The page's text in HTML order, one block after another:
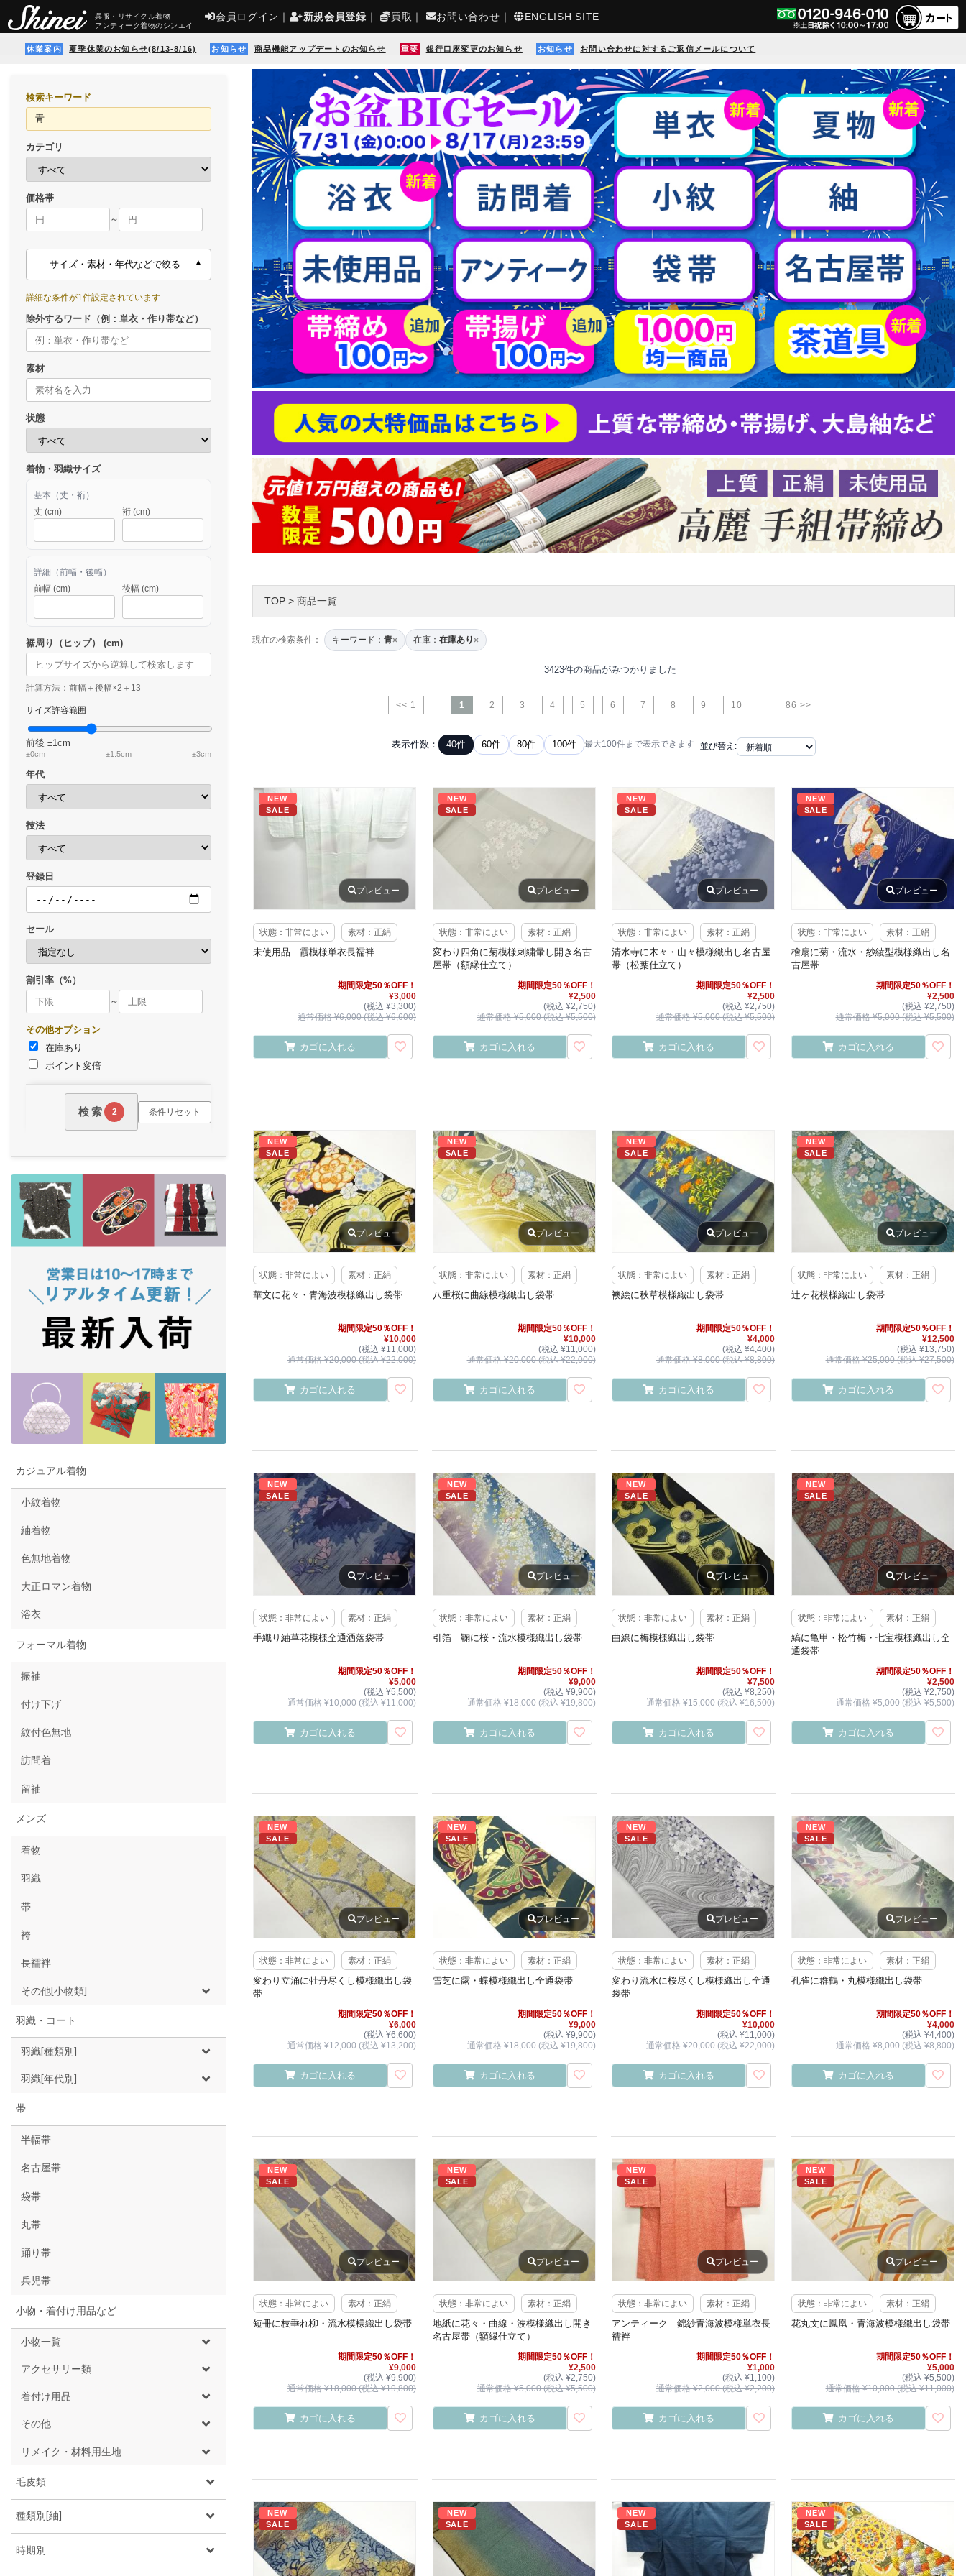
呉服・リサイクル着物
アンティーク着物のシンエイ
会員ログイン ｜ 新規会員登録 ｜ 買取 ｜ お問い合わせ ｜ ENGLISH SITE
休業案内 夏季休業のお知らせ(8/13-8/16) お知らせ 商品機能アップデートのお知らせ 重要 銀行口座変更のお知らせ お知らせ お問い合わせに対するご返信メールについて
検索キーワード
カテゴリ
価格帯
～
サイズ・素材・年代などで絞る
詳細な条件が1件設定されています
除外するワード（例：単衣・作り帯など）
素材
状態
着物・羽織サイズ
基本（丈・裄）
丈 (cm)
裄 (cm)
詳細（前幅・後幅）
前幅 (cm)
後幅 (cm)
裾周り（ヒップ） (cm)
計算方法：前幅＋後幅×2＋13
サイズ許容範囲
前後 ±1cm
±0cm ±1.5cm ±3cm
年代
技法
登録日
セール
割引率（%）
～
その他オプション
在庫あり
ポイント変倍
検索 2 条件リセット
カジュアル着物
小紋着物
紬着物
色無地着物
大正ロマン着物
浴衣
フォーマル着物
振袖
付け下げ
紋付色無地
訪問着
留袖
メンズ
着物
羽織
帯
袴
長襦袢
その他[小物類]
羽織・コート
羽織[種類別]
羽織[年代別]
帯
半幅帯
名古屋帯
袋帯
丸帯
踊り帯
兵児帯
小物・着付け用品など
小物一覧
アクセサリー類
着付け用品
その他
リメイク・材料用生地
毛皮類
種類別[紬]
時期別
TOP > 商品一覧
現在の検索条件： キーワード： 青× 在庫： 在庫あり×
3423件の商品がみつかりました
<< 1 1 2 3 4 5 6 7 8 9 10 86 >>
表示件数： 40件 60件 80件 100件 最大100件まで表示できます 並び替え:
NEW
SALE
プレビュー
状態：非常によい 素材：正絹
未使用品 霞模様単衣長襦袢
期間限定50％OFF！
¥3,000
(税込 ¥3,300)
通常価格 ¥6,000 (税込 ¥6,600)
カゴに入れる
NEW
SALE
プレビュー
状態：非常によい 素材：正絹
変わり四角に菊模様刺繍暈し開き名古
屋帯（額縁仕立て）
期間限定50％OFF！
¥2,500
(税込 ¥2,750)
通常価格 ¥5,000 (税込 ¥5,500)
カゴに入れる
NEW
SALE
プレビュー
状態：非常によい 素材：正絹
清水寺に木々・山々模様織出し名古屋
帯（松葉仕立て）
期間限定50％OFF！
¥2,500
(税込 ¥2,750)
通常価格 ¥5,000 (税込 ¥5,500)
カゴに入れる
NEW
SALE
プレビュー
状態：非常によい 素材：正絹
檜扇に菊・流水・紗綾型模様織出し名
古屋帯
期間限定50％OFF！
¥2,500
(税込 ¥2,750)
通常価格 ¥5,000 (税込 ¥5,500)
カゴに入れる
NEW
SALE
プレビュー
状態：非常によい 素材：正絹
華文に花々・青海波模様織出し袋帯
期間限定50％OFF！
¥10,000
(税込 ¥11,000)
通常価格 ¥20,000 (税込 ¥22,000)
カゴに入れる
NEW
SALE
プレビュー
状態：非常によい 素材：正絹
八重桜に曲線模様織出し袋帯
期間限定50％OFF！
¥10,000
(税込 ¥11,000)
通常価格 ¥20,000 (税込 ¥22,000)
カゴに入れる
NEW
SALE
プレビュー
状態：非常によい 素材：正絹
襖絵に秋草模様織出し袋帯
期間限定50％OFF！
¥4,000
(税込 ¥4,400)
通常価格 ¥8,000 (税込 ¥8,800)
カゴに入れる
NEW
SALE
プレビュー
状態：非常によい 素材：正絹
辻ヶ花模様織出し袋帯
期間限定50％OFF！
¥12,500
(税込 ¥13,750)
通常価格 ¥25,000 (税込 ¥27,500)
カゴに入れる
NEW
SALE
プレビュー
状態：非常によい 素材：正絹
手織り紬草花模様全通洒落袋帯
期間限定50％OFF！
¥5,000
(税込 ¥5,500)
通常価格 ¥10,000 (税込 ¥11,000)
カゴに入れる
NEW
SALE
プレビュー
状態：非常によい 素材：正絹
引箔 鞠に桜・流水模様織出し袋帯
期間限定50％OFF！
¥9,000
(税込 ¥9,900)
通常価格 ¥18,000 (税込 ¥19,800)
カゴに入れる
NEW
SALE
プレビュー
状態：非常によい 素材：正絹
曲線に梅模様織出し袋帯
期間限定50％OFF！
¥7,500
(税込 ¥8,250)
通常価格 ¥15,000 (税込 ¥16,500)
カゴに入れる
NEW
SALE
プレビュー
状態：非常によい 素材：正絹
縞に亀甲・松竹梅・七宝模様織出し全
通袋帯
期間限定50％OFF！
¥2,500
(税込 ¥2,750)
通常価格 ¥5,000 (税込 ¥5,500)
カゴに入れる
NEW
SALE
プレビュー
状態：非常によい 素材：正絹
変わり立涌に牡丹尽くし模様織出し袋
帯
期間限定50％OFF！
¥6,000
(税込 ¥6,600)
通常価格 ¥12,000 (税込 ¥13,200)
カゴに入れる
NEW
SALE
プレビュー
状態：非常によい 素材：正絹
雪芝に露・蝶模様織出し全通袋帯
期間限定50％OFF！
¥9,000
(税込 ¥9,900)
通常価格 ¥18,000 (税込 ¥19,800)
カゴに入れる
NEW
SALE
プレビュー
状態：非常によい 素材：正絹
変わり流水に桜尽くし模様織出し全通
袋帯
期間限定50％OFF！
¥10,000
(税込 ¥11,000)
通常価格 ¥20,000 (税込 ¥22,000)
カゴに入れる
NEW
SALE
プレビュー
状態：非常によい 素材：正絹
孔雀に群鶴・丸模様織出し袋帯
期間限定50％OFF！
¥4,000
(税込 ¥4,400)
通常価格 ¥8,000 (税込 ¥8,800)
カゴに入れる
NEW
SALE
プレビュー
状態：非常によい 素材：正絹
短冊に枝垂れ柳・流水模様織出し袋帯
期間限定50％OFF！
¥9,000
(税込 ¥9,900)
通常価格 ¥18,000 (税込 ¥19,800)
カゴに入れる
NEW
SALE
プレビュー
状態：非常によい 素材：正絹
地紙に花々・曲線・波模様織出し開き
名古屋帯（額縁仕立て）
期間限定50％OFF！
¥2,500
(税込 ¥2,750)
通常価格 ¥5,000 (税込 ¥5,500)
カゴに入れる
NEW
SALE
プレビュー
状態：非常によい 素材：正絹
アンティーク 錦紗青海波模様単衣長
襦袢
期間限定50％OFF！
¥1,000
(税込 ¥1,100)
通常価格 ¥2,000 (税込 ¥2,200)
カゴに入れる
NEW
SALE
プレビュー
状態：非常によい 素材：正絹
花丸文に鳳凰・青海波模様織出し袋帯
期間限定50％OFF！
¥5,000
(税込 ¥5,500)
通常価格 ¥10,000 (税込 ¥11,000)
カゴに入れる
NEW
SALE
NEW
SALE
NEW
SALE
NEW
SALE